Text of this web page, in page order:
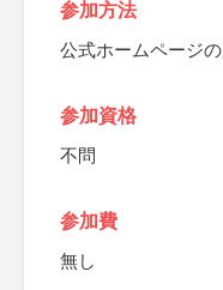
参加方法
公式ホームページ
参加資格
不問
参加費
無し